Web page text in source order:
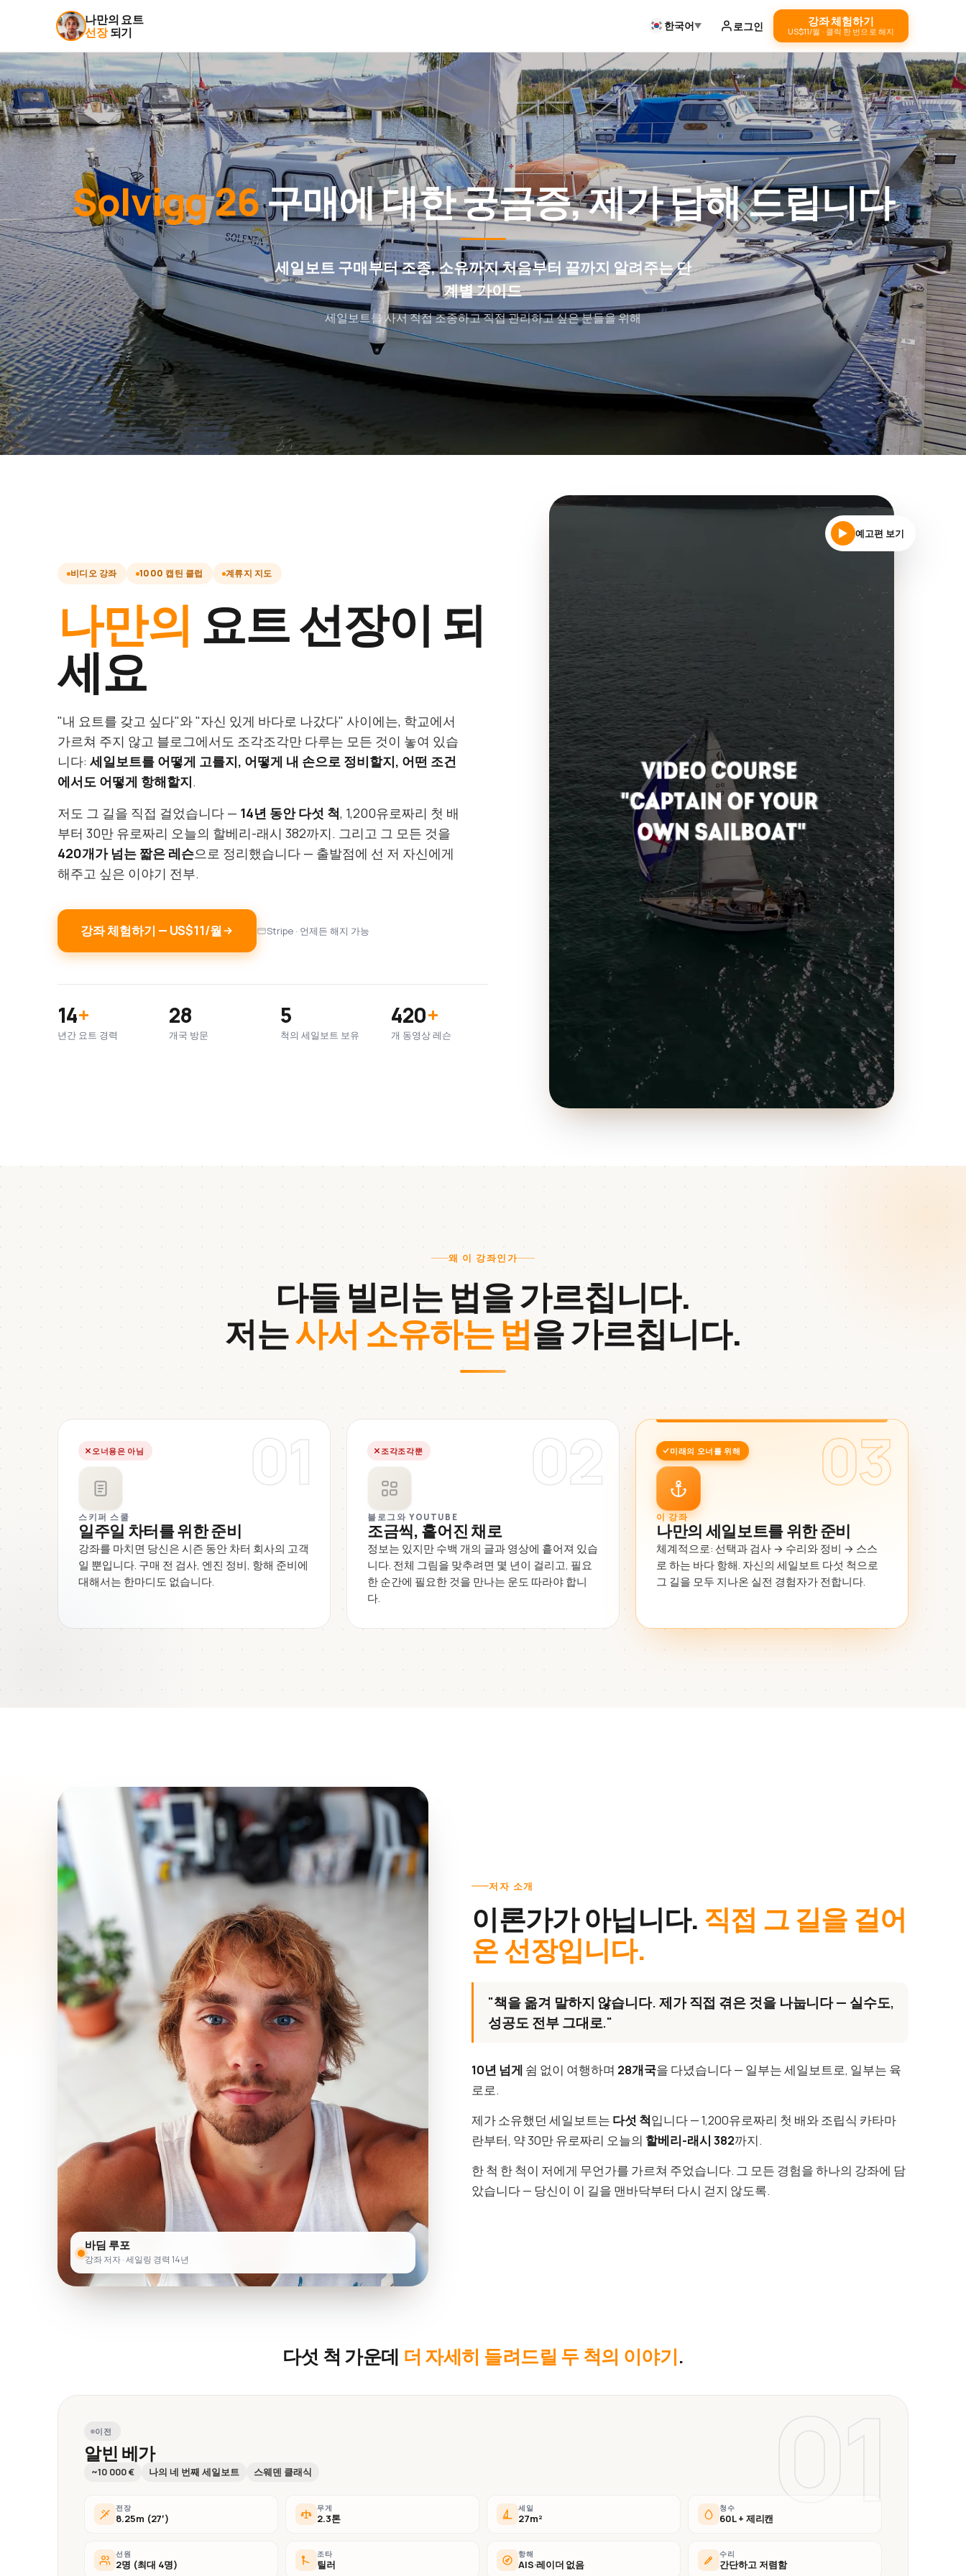
나만의 요트
선장되기 한국어 로그인 강좌 체험하기
US$11/월 · 클릭 한 번으로 해지
Solvigg 26구매에 대한 궁금증, 제가 답해 드립니다
세일보트 구매부터 조종, 소유까지 처음부터 끝까지 알려주는 단
계별 가이드
세일보트를 사서 직접 조종하고 직접 관리하고 싶은 분들을 위해
비디오 강좌 1000 캡틴 클럽 계류지 지도
나만의 요트 선장이 되
세요
"내 요트를 갖고 싶다"와 "자신 있게 바다로 나갔다" 사이에는, 학교에서
가르쳐 주지 않고 블로그에서도 조각조각만 다루는 모든 것이 놓여 있습
니다: 세일보트를 어떻게 고를지, 어떻게 내 손으로 정비할지, 어떤 조건
에서도 어떻게 항해할지.
저도 그 길을 직접 걸었습니다 — 14년 동안 다섯 척, 1,200유로짜리 첫 배
부터 30만 유로짜리 오늘의 할베리-래시 382까지. 그리고 그 모든 것을
420개가 넘는 짧은 레슨으로 정리했습니다 — 출발점에 선 저 자신에게
해주고 싶은 이야기 전부.
강좌 체험하기 — US$11/월 Stripe · 언제든 해지 가능
14+
년간 요트 경력
28
개국 방문
5
척의 세일보트 보유
420+
개 동영상 레슨
예고편 보기
왜 이 강좌인가
다들 빌리는 법을 가르칩니다.
저는사서 소유하는 법을 가르칩니다.
01
오너용은 아님
스키퍼 스쿨
일주일 차터를 위한 준비
강좌를 마치면 당신은 시즌 동안 차터 회사의 고객
일 뿐입니다. 구매 전 검사, 엔진 정비, 항해 준비에
대해서는 한마디도 없습니다.
02
조각조각뿐
블로그와 YOUTUBE
조금씩, 흩어진 채로
정보는 있지만 수백 개의 글과 영상에 흩어져 있습
니다. 전체 그림을 맞추려면 몇 년이 걸리고, 필요
한 순간에 필요한 것을 만나는 운도 따라야 합니
다.
03
미래의 오너를 위해
이 강좌
나만의 세일보트를 위한 준비
체계적으로: 선택과 검사 → 수리와 정비 → 스스
로 하는 바다 항해. 자신의 세일보트 다섯 척으로
그 길을 모두 지나온 실전 경험자가 전합니다.
바딤 루포
강좌 저자 · 세일링 경력 14년
저자 소개
이론가가 아닙니다. 직접 그 길을 걸어
온 선장입니다.
"책을 옮겨 말하지 않습니다. 제가 직접 겪은 것을 나눕니다 — 실수도,
성공도 전부 그대로."
10년 넘게 쉼 없이 여행하며 28개국을 다녔습니다 — 일부는 세일보트로, 일부는 육
로로.
제가 소유했던 세일보트는 다섯 척입니다 — 1,200유로짜리 첫 배와 조립식 카타마
란부터, 약 30만 유로짜리 오늘의 할베리-래시 382까지.
한 척 한 척이 저에게 무언가를 가르쳐 주었습니다. 그 모든 경험을 하나의 강좌에 담
았습니다 — 당신이 이 길을 맨바닥부터 다시 걷지 않도록.
다섯 척 가운데 더 자세히 들려드릴 두 척의 이야기.
01
이전
알빈 베가
~10 000 € 나의 네 번째 세일보트 스웨덴 클래식
전장
8.25m (27′)
무게
2.3톤
세일
27m²
청수
60L + 제리캔
선원
2명 (최대 4명)
조타
틸러
항해
AIS·레이더 없음
수리
간단하고 저렴함